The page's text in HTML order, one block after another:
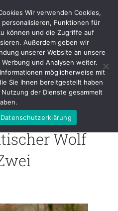
Wolf – Zwei
Wolf
Wir verwenden Cookies,
Funktionen für
können und die Zugriffe auf
Außerdem geben wir
unserer Website an unsere
und Analysen weiter.
möglicherweise mit
Sie ihnen bereitgestellt haben
der Dienste gesammelt
Datenschutzerklärung